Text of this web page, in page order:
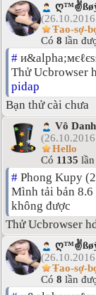
Ŧao-sợ-
Có 8 lần
#
Thử Ucbrowser
pidap
Bạn thử cài chưa
Hello
Có 1135
# Phong Kupy
Mình tải bản
không được
Thử Ucbrowser
Ŧao-sợ-
Có 8 lần